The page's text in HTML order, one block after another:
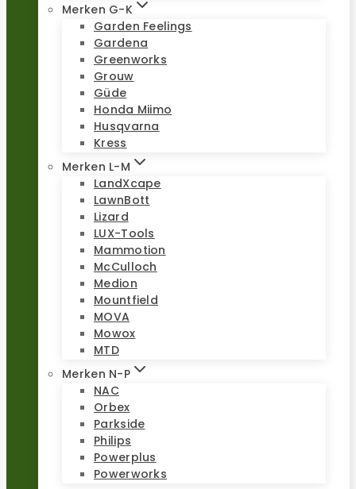
Merken G-K
Garden Feelings
Gardena
Greenworks
Grouw
Güde
Honda Miimo
Husqvarna
Kress
Merken L-M
LandXcape
LawnBott
Lizard
LUX-Tools
Mammotion
McCulloch
Medion
Mountfield
MOVA
Mowox
MTD
Merken N-P
NAC
Orbex
Parkside
Philips
Powerplus
Powerworks